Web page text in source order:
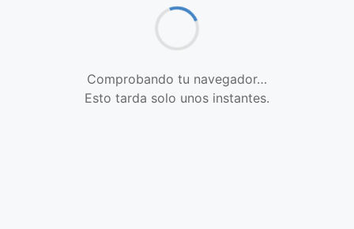
Comprobando tu navegador…
Esto tarda solo unos instantes.